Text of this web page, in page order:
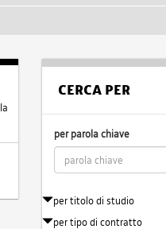
CERCA PER
per parola chiave
per titolo di studio
per tipo di contratto